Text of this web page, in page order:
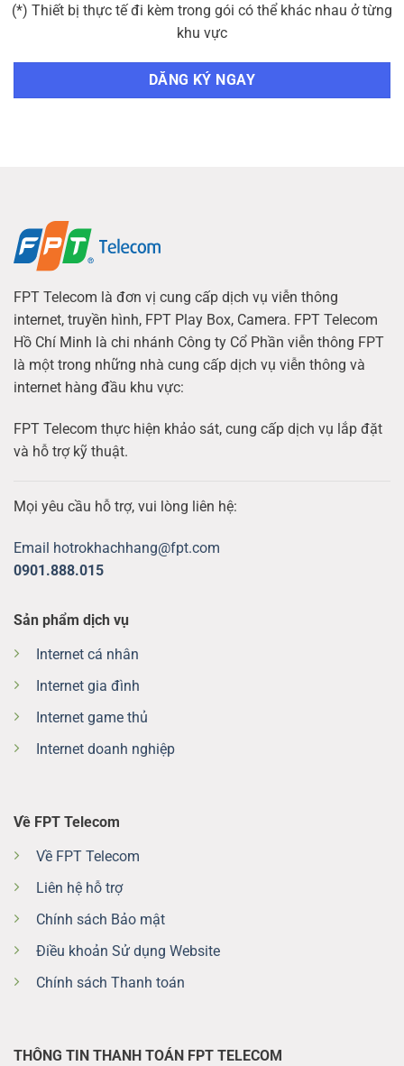
(*) Thiết bị thực tế đi kèm trong gói có thể khác nhau ở từng
khu vực
DĂNG KÝ NGAY
FPT Telecom là đơn vị cung cấp dịch vụ viễn thông
internet, truyền hình, FPT Play Box, Camera. FPT Telecom
Hồ Chí Minh là chi nhánh Công ty Cổ Phần viễn thông FPT
là một trong những nhà cung cấp dịch vụ viễn thông và
internet hàng đầu khu vực:
FPT Telecom thực hiện khảo sát, cung cấp dịch vụ lắp đặt
và hỗ trợ kỹ thuật.
Mọi yêu cầu hỗ trợ, vui lòng liên hệ:
Email hotrokhachhang@fpt.com
0901.888.015
Sản phẩm dịch vụ
Internet cá nhân
Internet gia đình
Internet game thủ
Internet doanh nghiệp
Về FPT Telecom
Về FPT Telecom
Liên hệ hỗ trợ
Chính sách Bảo mật
Điều khoản Sử dụng Website
Chính sách Thanh toán
THÔNG TIN THANH TOÁN FPT TELECOM